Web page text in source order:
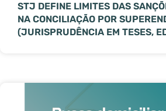
STJ DEFINE LIMITES DAS
NA CONCILIAÇÃO POR
(JURISPRUDÊNCIA EM TESES,